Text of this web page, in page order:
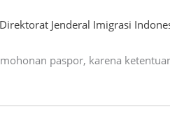
Direktorat Jenderal Imigrasi
paspor, karena